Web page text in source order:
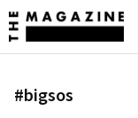
#bigsos